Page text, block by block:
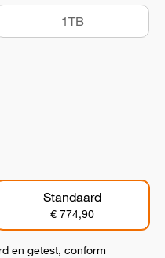
1TB
Standaard
€ 774,90
en getest, conform